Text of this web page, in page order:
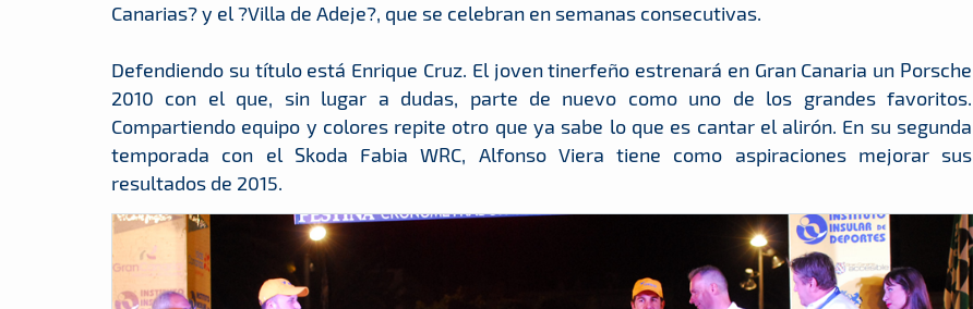
Canarias? y el ?Villa de Adeje?, que se celebran en semanas consecutivas.
Defendiendo su título está Enrique Cruz. El joven tinerfeño estrenará en Gran Canaria un Porsche
2010 con el que, sin lugar a dudas, parte de nuevo como uno de los grandes favoritos.
Compartiendo equipo y colores repite otro que ya sabe lo que es cantar el alirón. En su segunda
temporada con el Skoda Fabia WRC, Alfonso Viera tiene como aspiraciones mejorar sus
resultados de 2015.